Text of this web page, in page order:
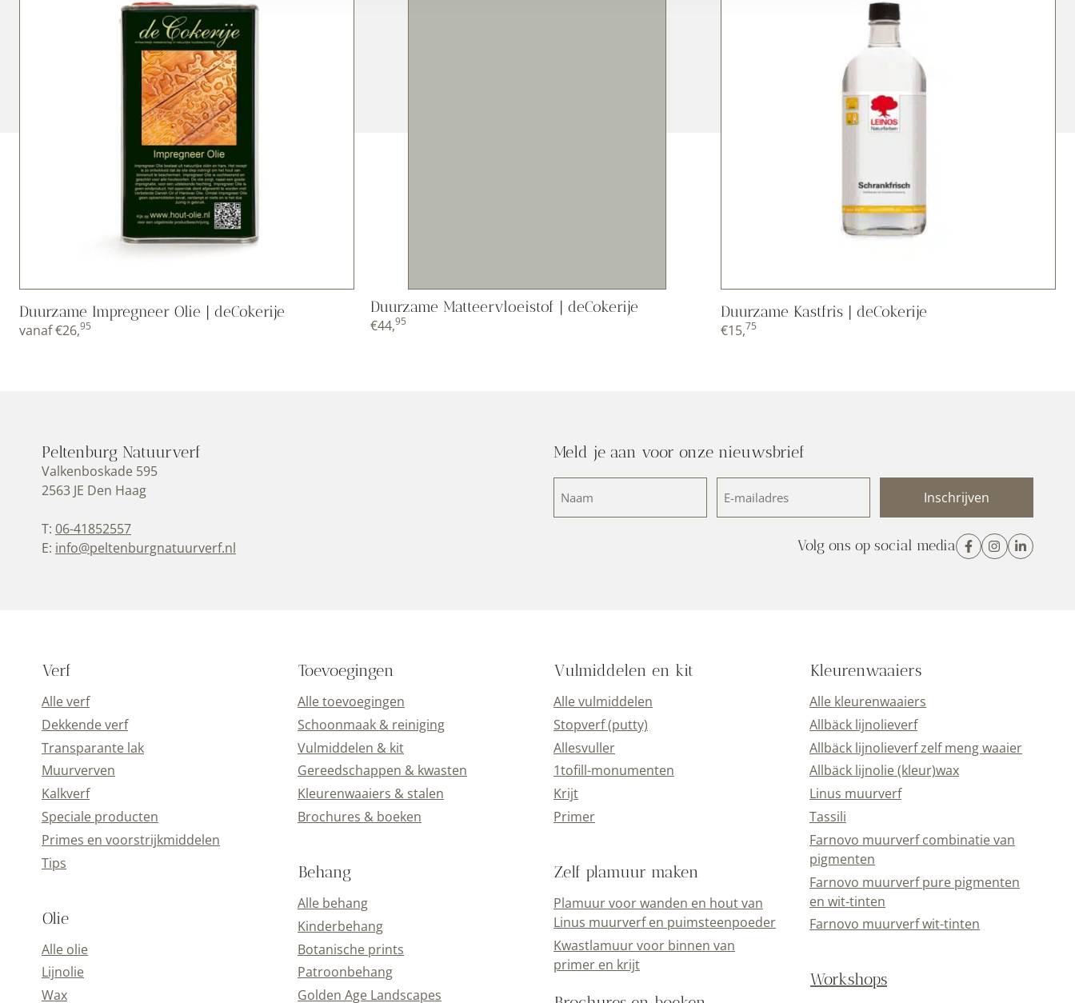
Duurzame Impregneer Olie | deCokerije
vanaf€26,95
Duurzame Matteervloeistof | deCokerije
€44,95
Duurzame Kastfris | deCokerije
€15,75
Peltenburg Natuurverf
Valkenboskade 595
2563 JE Den Haag
T: 06-41852557
E: info@peltenburgnatuurverf.nl
Meld je aan voor onze nieuwsbrief
(Vereist)
mailadres
Volg ons op social media
Verf
Alle verf
Dekkende verf
Transparante lak
Muurverven
Kalkverf
Speciale producten
Primes en voorstrijkmiddelen
Tips
Olie
Alle olie
Lijnolie
Wax
Toevoegingen
Alle toevoegingen
Schoonmaak & reiniging
Vulmiddelen & kit
Gereedschappen & kwasten
Kleurenwaaiers & stalen
Brochures & boeken
Behang
Alle behang
Kinderbehang
Botanische prints
Patroonbehang
Golden Age Landscapes
Vulmiddelen en kit
Alle vulmiddelen
Stopverf (putty)
Allesvuller
1tofill-monumenten
Krijt
Primer
Zelf plamuur maken
Plamuur voor wanden en hout van
Linus muurverf en puimsteenpoeder
Kwastlamuur voor binnen van
primer en krijt
Kleurenwaaiers
Alle kleurenwaaiers
Allbäck lijnolieverf
Allbäck lijnolieverf zelf meng waaier
Allbäck lijnolie (kleur)wax
Linus muurverf
Tassili
Farnovo muurverf combinatie van
pigmenten
Farnovo muurverf pure pigmenten
en wit-tinten
Farnovo muurverf wit-tinten
Workshops